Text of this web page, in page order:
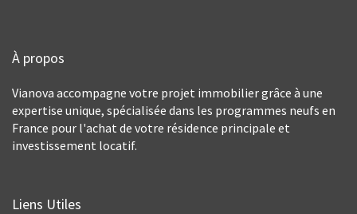
À propos
Vianova accompagne votre projet immobilier grâce à une
expertise unique, spécialisée dans les programmes neufs en
France pour l'achat de votre résidence principale et
investissement locatif.
Liens Utiles